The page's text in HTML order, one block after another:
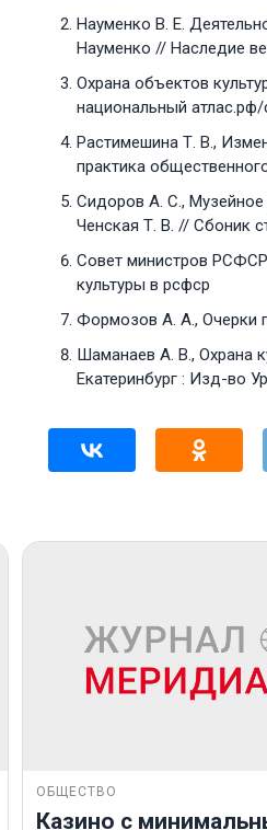
Науменко В. Е.
Науменко // Наследие
Охрана объектов
национальный
Растимешина Т. В.,
практика
Сидоров А. С.,
Ченская Т. В. // Сбоник
Совет министров РСФСР
культуры в рсфср
Формозов А. А., Очерки
Шаманаев А. В., Охрана
Екатеринбург : Изд-во
ОБЩЕСТВО
Казино с